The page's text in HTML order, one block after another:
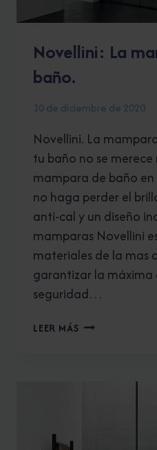
Novellini: La
baño.
10 de diciembre de 2020
Novellini. La
tu baño no se merece
mampara de baño
no haga perder el
anti-cal y un diseño
mamparas Novellini
materiales de la mas
garantizar la
seguridad…
LEER MÁS NOVELLINI: